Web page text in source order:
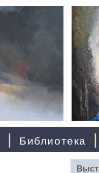
| Библиотека |